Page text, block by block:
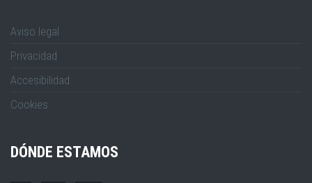
Aviso legal
Privacidad
Accesibilidad
Cookies
DÓNDE ESTAMOS